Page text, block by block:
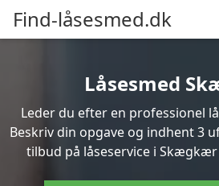
Find-låsesmed.dk
Låsesmed
Leder du efter en professionel
Beskriv din opgave og indhent 3
tilbud på låseservice i